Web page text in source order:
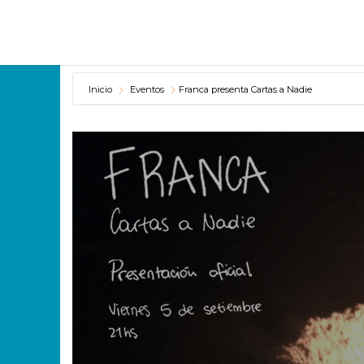
Inicio Eventos Franca presenta Cartas a Nadie